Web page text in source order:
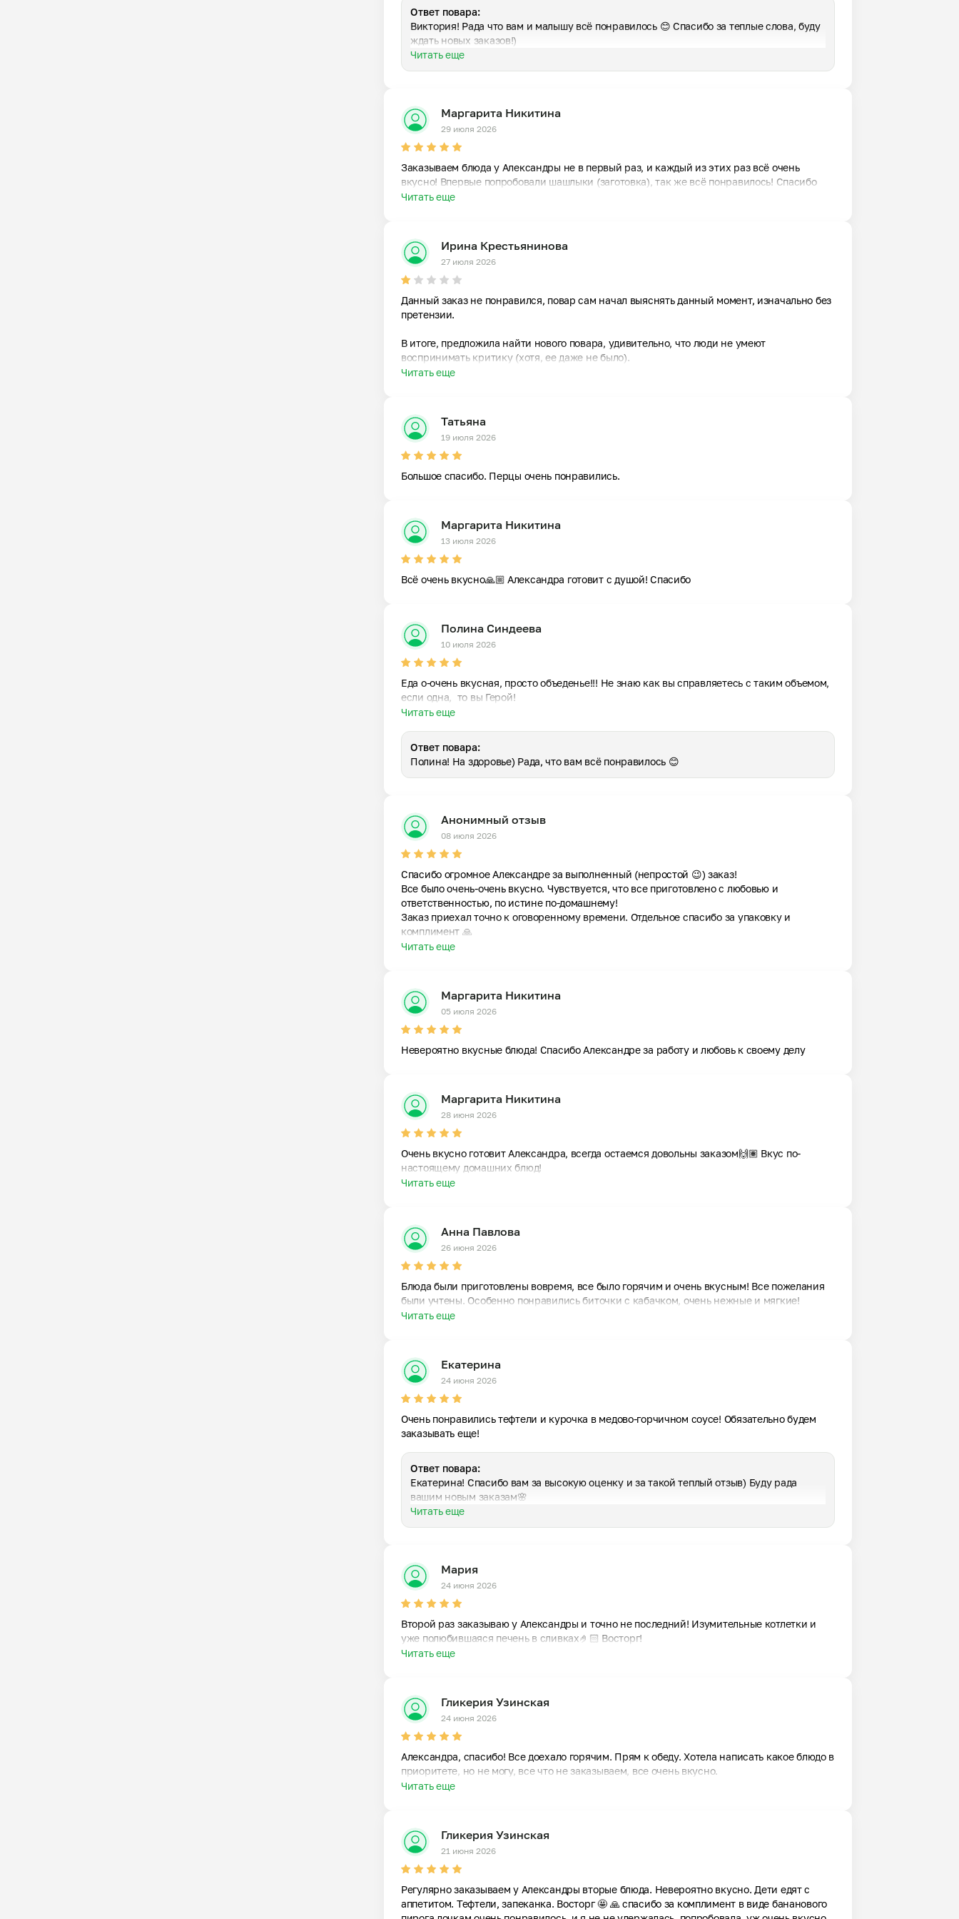
Ответ повара:
Виктория! Рада что вам и малышу всё понравилось 😊 Спасибо за теплые слова, буду
ждать новых заказов!)
Читать еще
Маргарита Никитина
29 июля 2026
Заказываем блюда у Александры не в первый раз, и каждый из этих раз всё очень
вкусно! Впервые попробовали шашлыки (заготовка), так же всё понравилось! Спасибо
Читать еще
Ирина Крестьянинова
27 июля 2026
Данный заказ не понравился, повар сам начал выяснять данный момент, изначально без
претензии.
В итоге, предложила найти нового повара, удивительно, что люди не умеют
воспринимать критику (хотя, ее даже не было).
Читать еще
Татьяна
19 июля 2026
Большое спасибо. Перцы очень понравились.
Маргарита Никитина
13 июля 2026
Всё очень вкусно🙏🏼 Александра готовит с душой! Спасибо
Полина Синдеева
10 июля 2026
Еда о-очень вкусная, просто объеденье!!! Не знаю как вы справляетесь с таким объемом,
если одна,  то вы Герой!
Читать еще
Ответ повара:
Полина! На здоровье) Рада, что вам всё понравилось 😊
Анонимный отзыв
08 июля 2026
Спасибо огромное Александре за выполненный (непростой 😉) заказ!
Все было очень-очень вкусно. Чувствуется, что все приготовлено с любовью и
ответственностью, по истине по-домашнему!
Заказ приехал точно к оговоренному времени. Отдельное спасибо за упаковку и
комплимент 🙏
Читать еще
Маргарита Никитина
05 июля 2026
Невероятно вкусные блюда! Спасибо Александре за работу и любовь к своему делу
Маргарита Никитина
28 июня 2026
Очень вкусно готовит Александра, всегда остаемся довольны заказом🙌🏽 Вкус по-
настоящему домашних блюд!
Читать еще
Анна Павлова
26 июня 2026
Блюда были приготовлены вовремя, все было горячим и очень вкусным! Все пожелания
были учтены. Особенно понравились биточки с кабачком, очень нежные и мягкие!
Читать еще
Екатерина
24 июня 2026
Очень понравились тефтели и курочка в медово-горчичном соусе! Обязательно будем
заказывать еще!
Ответ повара:
Екатерина! Спасибо вам за высокую оценку и за такой теплый отзыв) Буду рада
вашим новым заказам🌸
Читать еще
Мария
24 июня 2026
Второй раз заказываю у Александры и точно не последний! Изумительные котлетки и
уже полюбившаяся печень в сливках🤌🏻 Восторг!
Читать еще
Гликерия Узинская
24 июня 2026
Александра, спасибо! Все доехало горячим. Прям к обеду. Хотела написать какое блюдо в
приоритете, но не могу, все что не заказываем, все очень вкусно.
Читать еще
Гликерия Узинская
21 июня 2026
Регулярно заказываем у Александры вторые блюда. Невероятно вкусно. Дети едят с
аппетитом. Тефтели, запеканка. Восторг 🤩 🙏 спасибо за комплимент в виде бананового